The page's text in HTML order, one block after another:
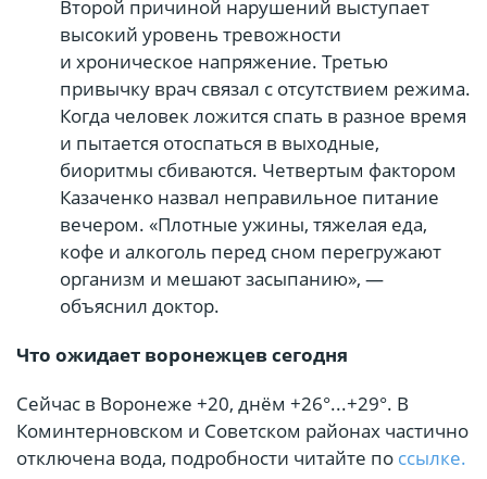
Второй причиной нарушений выступает
высокий уровень тревожности
и хроническое напряжение. Третью
привычку врач связал с отсутствием режима.
Когда человек ложится спать в разное время
и пытается отоспаться в выходные,
биоритмы сбиваются. Четвертым фактором
Казаченко назвал неправильное питание
вечером. «Плотные ужины, тяжелая еда,
кофе и алкоголь перед сном перегружают
организм и мешают засыпанию», —
объяснил доктор.
Что ожидает воронежцев сегодня
Сейчас в Воронеже +20, днём +26°...+29°. В
Коминтерновском и Советском районах частично
отключена вода, подробности читайте по ссылке.